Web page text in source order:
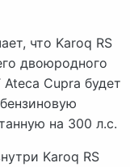
что Karoq RS
двоюродного
Cupra будет
на 300 л.с.
Karoq RS